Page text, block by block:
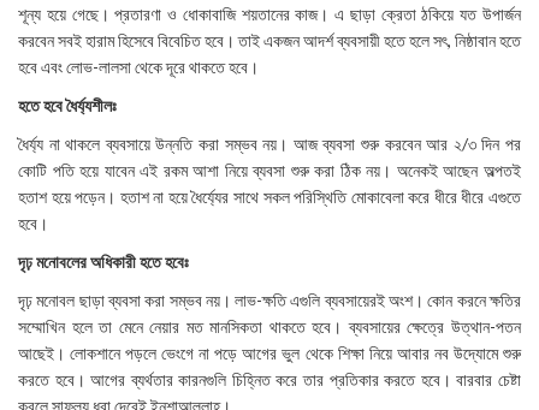
শূন্য হয়ে গেছে। প্রতারণা ও ধোকাবাজি শয়তানের কাজ। এ ছাড়া ক্রেতা ঠকিয়ে যত উপার্জন
করবেন সবই হারাম হিসেবে বিবেচিত হবে। তাই একজন আদর্শ ব্যবসায়ী হতে হলে সৎ, নিষ্ঠাবান হতে
হবে এবং লোভ-লালসা থেকে দূরে থাকতে হবে।
হতে হবে ধৈর্য্যশীলঃ
ধৈর্য্য না থাকলে ব্যবসায়ে উন্নতি করা সম্ভব নয়। আজ ব্যবসা শুরু করবেন আর ২/৩ দিন পর
কোটি পতি হয়ে যাবেন এই রকম আশা নিয়ে ব্যবসা শুরু করা ঠিক নয়। অনেকই আছেন অল্পতই
হতাশ হয়ে পড়েন। হতাশ না হয়ে ধৈর্য্যের সাথে সকল পরিস্থিতি মোকাবেলা করে ধীরে ধীরে এগুতে
হবে।
দৃঢ় মনোবলের অধিকারী হতে হবেঃ
দৃঢ় মনোবল ছাড়া ব্যবসা করা সম্ভব নয়। লাভ-ক্ষতি এগুলি ব্যবসায়েরই অংশ। কোন করনে ক্ষতির
সম্মোখিন হলে তা মেনে নেয়ার মত মানসিকতা থাকতে হবে। ব্যবসায়ের ক্ষেত্রে উত্থান-পতন
আছেই। লোকশানে পড়লে ভেংগে না পড়ে আগের ভুল থেকে শিক্ষা নিয়ে আবার নব উদ্যোমে শুরু
করতে হবে। আগের ব্যর্থতার কারনগুলি চিহ্নিত করে তার প্রতিকার করতে হবে। বারবার চেষ্টা
করলে সাফল্য ধরা দেবেই ইনশাআল্লাহ।